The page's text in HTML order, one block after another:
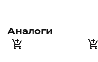
Аналоги